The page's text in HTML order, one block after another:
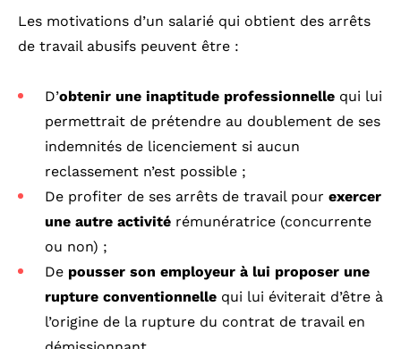
Les motivations d’un salarié qui obtient des arrêts
de travail abusifs peuvent être :
D’obtenir une inaptitude professionnelle qui lui
permettrait de prétendre au doublement de ses
indemnités de licenciement si aucun
reclassement n’est possible ;
De profiter de ses arrêts de travail pour exercer
une autre activité rémunératrice (concurrente
ou non) ;
De pousser son employeur à lui proposer une
rupture conventionnelle qui lui éviterait d’être à
l’origine de la rupture du contrat de travail en